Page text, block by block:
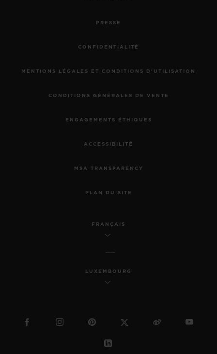
PRESSE
CONFIDENTIALITÉ
MENTIONS LÉGALES ET CONDITIONS D'UTILISATION
CONDITIONS GÉNÉRALES DE VENTE
ENGAGEMENTS ÉTHIQUES
ACCESSIBILITÉ
MSA TRANSPARENCY
PLAN DU SITE
FRANÇAIS
LUXEMBOURG